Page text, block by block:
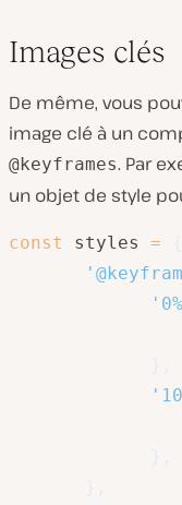
Images clés
De même, vous
image clé à un
@keyframes. Par
un objet de style
const styles =